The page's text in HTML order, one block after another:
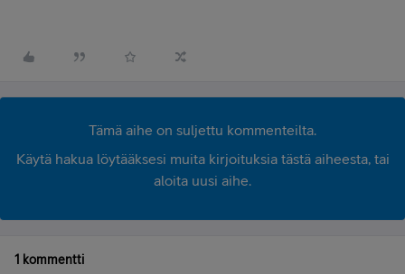
Tämä aihe on suljettu kommenteilta.
Käytä hakua löytääksesi muita kirjoituksia tästä aiheesta, tai
aloita uusi aihe.
1 kommentti